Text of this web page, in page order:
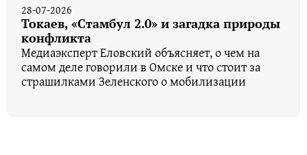
28-07-2026
Токаев, «Стамбул 2.0» и загадка природы
конфликта
Медиаэксперт Еловский объясняет, о чем на
самом деле говорили в Омске и что стоит за
страшилками Зеленского о мобилизации